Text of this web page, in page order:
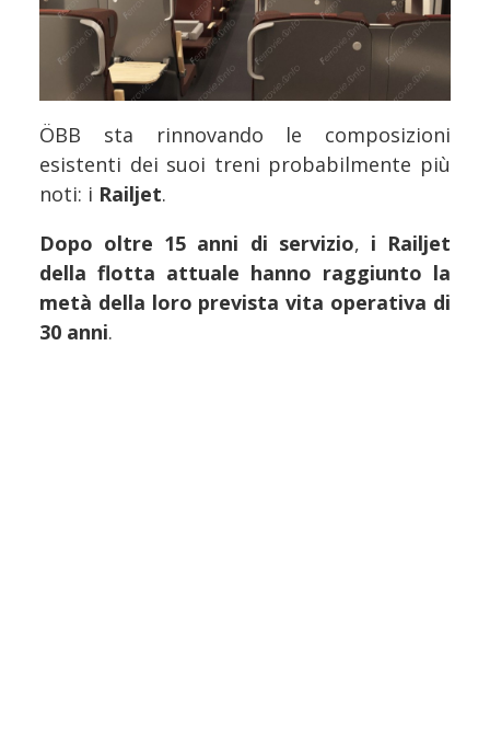
ÖBB sta rinnovando le composizioni
esistenti dei suoi treni probabilmente più
noti: i Railjet.
Dopo oltre 15 anni di servizio, i Railjet
della flotta attuale hanno raggiunto la
metà della loro prevista vita operativa di
30 anni.